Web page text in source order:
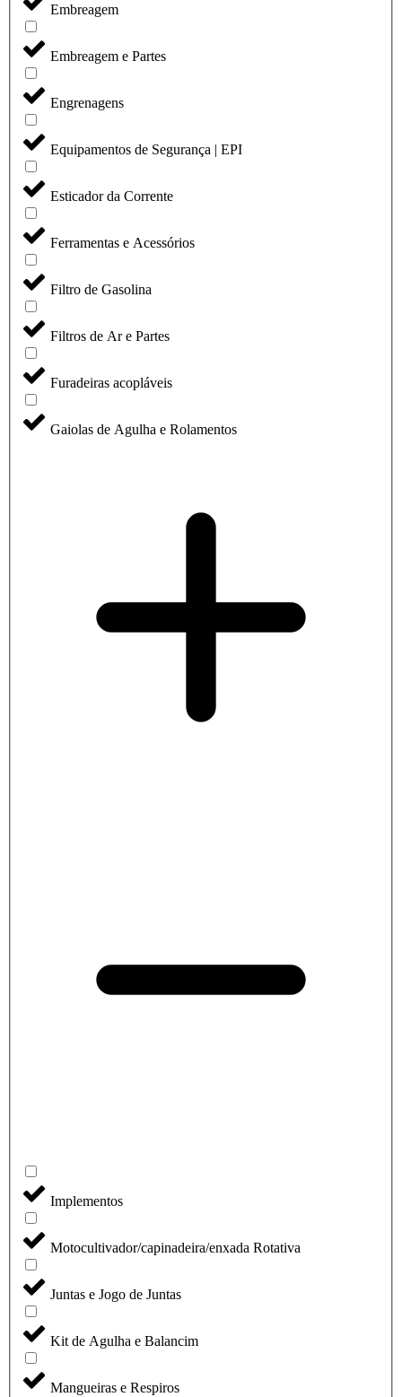
Embreagem
Embreagem e Partes
Engrenagens
Equipamentos de Segurança | EPI
Esticador da Corrente
Ferramentas e Acessórios
Filtro de Gasolina
Filtros de Ar e Partes
Furadeiras acopláveis
Gaiolas de Agulha e Rolamentos
Implementos
Motocultivador/capinadeira/enxada Rotativa
Juntas e Jogo de Juntas
Kit de Agulha e Balancim
Mangueiras e Respiros